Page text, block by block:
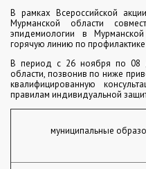
В рамках Всероссийской
Мурманской области
эпидемиологии в
горячую линию по
В период с 26 ноября по 08
области, позвонив по ниже
квалифицированную
правилам индивидуальной
муниципальные